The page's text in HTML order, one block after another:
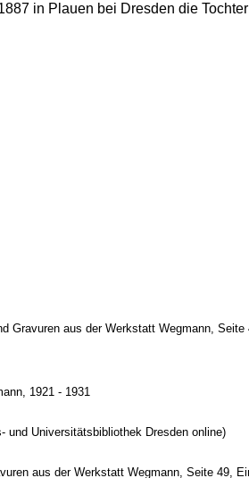
in Plauen bei Dresden die Tochter
aus der Werkstatt Wegmann,
1921 - 1931
und Universitätsbibliothek Dresden online)
aus der Werkstatt Wegmann, Seite 49,